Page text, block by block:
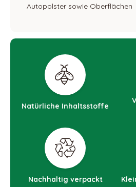
Autopolster sowie Oberflächen
Natürliche Inhaltsstoffe
Nachhaltig verpackt